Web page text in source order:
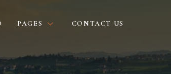
PAGES CONTACT US